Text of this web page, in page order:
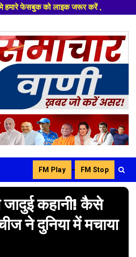
करें ,
FM Play - FM Stop
कहानी! कैसे
ने दुनिया में मचाया